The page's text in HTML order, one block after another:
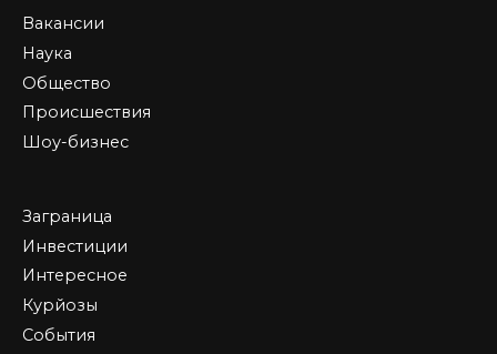
Вакансии
Наука
Общество
Происшествия
Шоу-бизнес
Заграница
Инвестиции
Интересное
Курйозы
События